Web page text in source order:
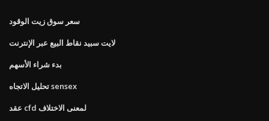
سعر سوق زيت الوقود
لايت سبيد نقاط البيع عبر الإنترنت
بدء شراء الأسهم
تحليل الاتجاه sensex
عقد cfd لمعنى الاختلاف